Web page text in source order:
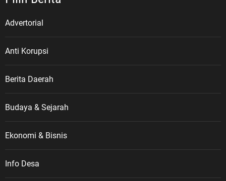
Advertorial
Anti Korupsi
Berita Daerah
Budaya & Sejarah
Ekonomi & Bisnis
Info Desa